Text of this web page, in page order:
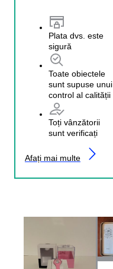
Plata dvs. este
sigură
Toate obiectele
sunt supuse unui
control al calității
Toți vânzătorii
sunt verificați
Afați mai multe